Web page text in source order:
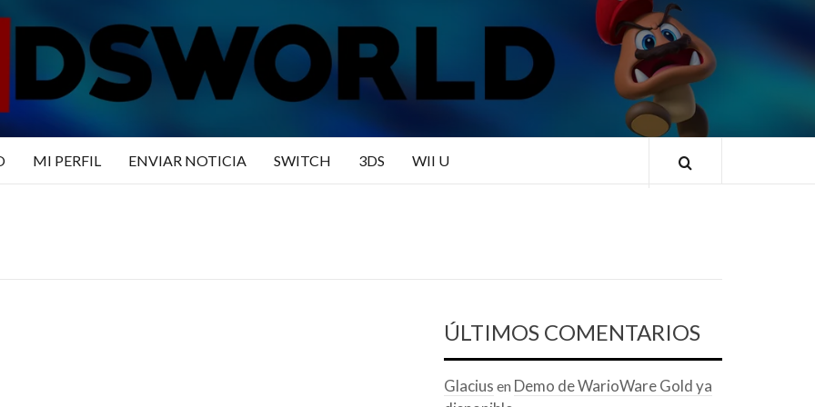
N3DSWORLD
MI PERFIL ENVIAR NOTICIA SWITCH 3DS WII U
ÚLTIMOS COMENTARIOS
Glacius en Demo de WarioWare Gold ya